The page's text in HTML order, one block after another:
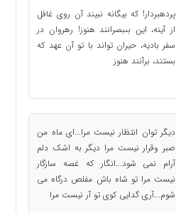
پرده‏بردار! كه بيگانه نبيند آن روى غافل
از آينه، اين بى‏بصرانند هنوز! رهروان در
سفر باديه، حيران تواند با تو آن عهد كه
بستند، برآنند هنوز
دیگر توان انتظار نیست مرا...ای ماه من
صبر وقرار نیست مرا دیگر به اشک دلم
آرام نمی شود...انگار که غصه سازگار
نیست مرا تو شاه باش مفلص درگاه می
شوم...آری گدایی کوی تو آر نیست مرا